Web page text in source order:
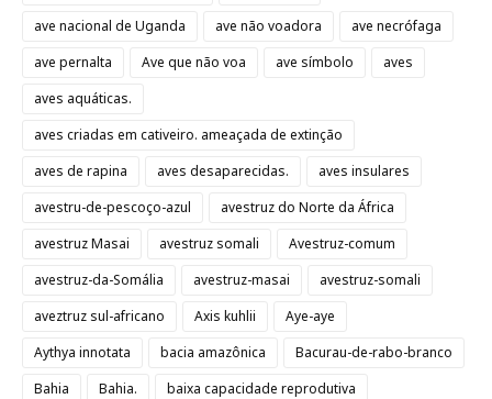
ave nacional de Uganda
ave não voadora
ave necrófaga
ave pernalta
Ave que não voa ave símbolo
aves
aves aquáticas.
aves criadas em cativeiro. ameaçada de extinção
aves de rapina
aves desaparecidas.
aves insulares
avestru-de-pescoço-azul
avestruz do Norte da África
avestruz Masai
avestruz somali
Avestruz-comum
avestruz-da-Somália
avestruz-masai
avestruz-somali
aveztruz sul-africano
Axis kuhlii
Aye-aye
Aythya innotata
bacia amazônica
Bacurau-de-rabo-branco
Bahia
Bahia.
baixa capacidade reprodutiva